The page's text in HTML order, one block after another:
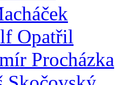
Opatřil
Procházka